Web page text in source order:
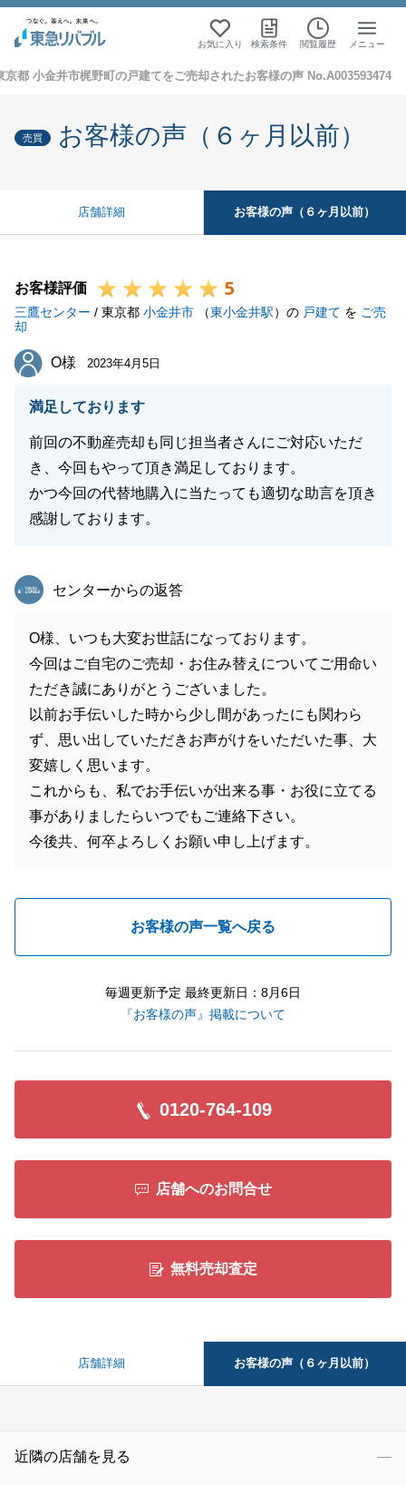
お気に入り 検索条件 閲覧履歴 メニュー
京都 小金井市梶野町の戸建てをご売却されたお客様の声 No.A003593474
売買 お客様の声（６ヶ月以前）
店舗詳細 お客様の声（６ヶ月以前）
お客様評価 5
三鷹センター / 東京都 小金井市 （東小金井駅）の 戸建て を ご売
却
O様
O様 2023年4月5日
満足しております
前回の不動産売却も同じ担当者さんにご対応いただ
き、今回もやって頂き満足しております。
かつ今回の代替地購入に当たっても適切な助言を頂き
感謝しております。
東急リバブル
センターからの返答
O様、いつも大変お世話になっております。
今回はご自宅のご売却・お住み替えについてご用命い
ただき誠にありがとうございました。
以前お手伝いした時から少し間があったにも関わら
ず、思い出していただきお声がけをいただいた事、大
変嬉しく思います。
これからも、私でお手伝いが出来る事・お役に立てる
事がありましたらいつでもご連絡下さい。
今後共、何卒よろしくお願い申し上げます。
お客様の声一覧へ戻る
毎週更新予定 最終更新日：8月6日
『お客様の声』掲載について
0120-764-109
店舗へのお問合せ
無料売却査定
店舗詳細 お客様の声（６ヶ月以前）
近隣の店舗を見る